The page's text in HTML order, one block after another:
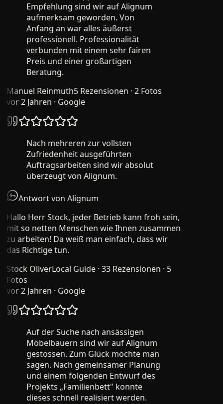
Empfehlung sind wir auf Alignum
aufmerksam geworden. Von
Anfang an war alles äußerst
professionell. Professionalität
verbunden mit einem sehr fairen
Preis und einer großartigen
Beratung.
Manuel Reinmuth5 Rezensionen · 2 Fotos
vor 2 Jahren· Google
Nach mehreren zur vollsten
Zufriedenheit ausgeführten
Auftragsarbeiten sind wir absolut
überzeugt von Alignum.
Antwort von Alignum
Hallo Herr Stock, jeder Betrieb kann froh sein,
mit so netten Menschen wie Ihnen zusammen
zu arbeiten! Da weiß man einfach, dass wir
das Richtige tun.
Stock OliverLocal Guide · 33 Rezensionen · 5
Fotos
vor 2 Jahren· Google
Auf der Suche nach ansässigen
Möbelbauern sind wir auf Alignum
gestossen. Zum Glück möchte man
sagen. Nach gemeinsamer Planung
und einem folgenden Entwurf des
Projekts „Familienbett" konnte
dieses schnell realisiert werden.